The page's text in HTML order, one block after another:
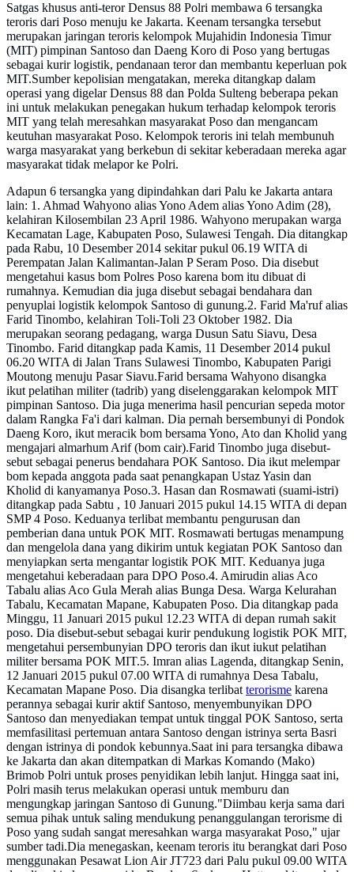
Satgas khusus anti-teror Densus 88 Polri membawa 6 tersangka
teroris dari Poso menuju ke Jakarta. Keenam tersangka tersebut
merupakan jaringan teroris kelompok Mujahidin Indonesia Timur
(MIT) pimpinan Santoso dan Daeng Koro di Poso yang bertugas
sebagai kurir logistik, pendanaan teror dan membantu keperluan pok
MIT.Sumber kepolisian mengatakan, mereka ditangkap dalam
operasi yang digelar Densus 88 dan Polda Sulteng beberapa pekan
ini untuk melakukan penegakan hukum terhadap kelompok teroris
MIT yang telah meresahkan masyarakat Poso dan mengancam
keutuhan masyarakat Poso. Kelompok teroris ini telah membunuh
warga masyarakat yang berkebun di sekitar keberadaan mereka agar
masyarakat tidak melapor ke Polri.
Adapun 6 tersangka yang dipindahkan dari Palu ke Jakarta antara
lain: 1. Ahmad Wahyono alias Yono Adem alias Yono Adim (28),
kelahiran Kilosembilan 23 April 1986. Wahyono merupakan warga
Kecamatan Lage, Kabupaten Poso, Sulawesi Tengah. Dia ditangkap
pada Rabu, 10 Desember 2014 sekitar pukul 06.19 WITA di
Perempatan Jalan Kalimantan-Jalan P Seram Poso. Dia disebut
mengetahui kasus bom Polres Poso karena bom itu dibuat di
rumahnya. Kemudian dia juga disebut sebagai bendahara dan
penyuplai logistik kelompok Santoso di gunung.2. Farid Ma'ruf alias
Farid Tinombo, kelahiran Toli-Toli 23 Oktober 1982. Dia
merupakan seorang pedagang, warga Dusun Satu Siavu, Desa
Tinombo. Farid ditangkap pada Kamis, 11 Desember 2014 pukul
06.20 WITA di Jalan Trans Sulawesi Tinombo, Kabupaten Parigi
Moutong menuju Pasar Siavu.Farid bersama Wahyono disangka
ikut pelatihan militer (tadrib) yang diselenggarakan kelompok MIT
pimpinan Santoso. Dia juga menerima hasil pencurian sepeda motor
dalam Rangka Fa'i dari kalman. Dia pernah bersembunyi di Pondok
Daeng Koro, ikut meracik bom bersama Yono, Ato dan Kholid yang
mengajari almarhum Arif (bom cair).Farid Tinombo juga disebut-
sebut sebagai penerus bendahara POK Santoso. Dia ikut melempar
bom kepada anggota pada saat penangkapan Ustaz Yasin dan
Kholid di kanyamanya Poso.3. Hasan dan Rosmawati (suami-istri)
ditangkap pada Sabtu , 10 Januari 2015 pukul 14.15 WITA di depan
SMP 4 Poso. Keduanya terlibat membantu pengurusan dan
pemberian dana untuk POK MIT. Rosmawati bertugas menampung
dan mengelola dana yang dikirim untuk kegiatan POK Santoso dan
menyiapkan serta mengantar logistik POK MIT. Keduanya juga
mengetahui keberadaan para DPO Poso.4. Amirudin alias Aco
Tabalu alias Aco Gula Merah alias Bunga Desa. Warga Kelurahan
Tabalu, Kecamatan Mapane, Kabupaten Poso. Dia ditangkap pada
Minggu, 11 Januari 2015 pukul 12.23 WITA di depan rumah sakit
poso. Dia disebut-sebut sebagai kurir pendukung logistik POK MIT,
mengetahui persembunyian DPO teroris dan ikut iukut pelatihan
militer bersama POK MIT.5. Imran alias Lagenda, ditangkap Senin,
12 Januari 2015 pukul 07.00 WITA di rumahnya Desa Tabalu,
Kecamatan Mapane Poso. Dia disangka terlibatterorisme karena
perannya sebagai kurir aktif Santoso, menyembunyikan DPO
Santoso dan menyediakan tempat untuk tinggal POK Santoso, serta
memfasilitasi pertemuan antara Santoso dengan istrinya serta Basri
dengan istrinya di pondok kebunnya.Saat ini para tersangka dibawa
ke Jakarta dan akan ditempatkan di Markas Komando (Mako)
Brimob Polri untuk proses penyidikan lebih lanjut. Hingga saat ini,
Polri masih terus melakukan operasi untuk memburu dan
mengungkap jaringan Santoso di Gunung."Diimbau kerja sama dari
semua pihak untuk saling mendukung penanggulangan terorisme di
Poso yang sudah sangat meresahkan warga masyarakat Poso," ujar
sumber tadi.Dia menegaskan, keenam teroris itu berangkat dari Poso
menggunakan Pesawat Lion Air JT723 dari Palu pukul 09.00 WITA